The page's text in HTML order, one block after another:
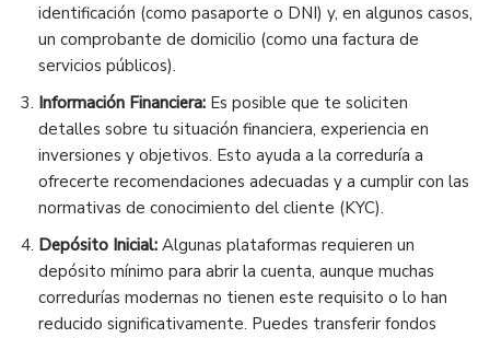
identificación (como pasaporte o DNI) y, en algunos casos,
un comprobante de domicilio (como una factura de
servicios públicos).
Información Financiera: Es posible que te soliciten
detalles sobre tu situación financiera, experiencia en
inversiones y objetivos. Esto ayuda a la correduría a
ofrecerte recomendaciones adecuadas y a cumplir con las
normativas de conocimiento del cliente (KYC).
Depósito Inicial: Algunas plataformas requieren un
depósito mínimo para abrir la cuenta, aunque muchas
corredurías modernas no tienen este requisito o lo han
reducido significativamente. Puedes transferir fondos